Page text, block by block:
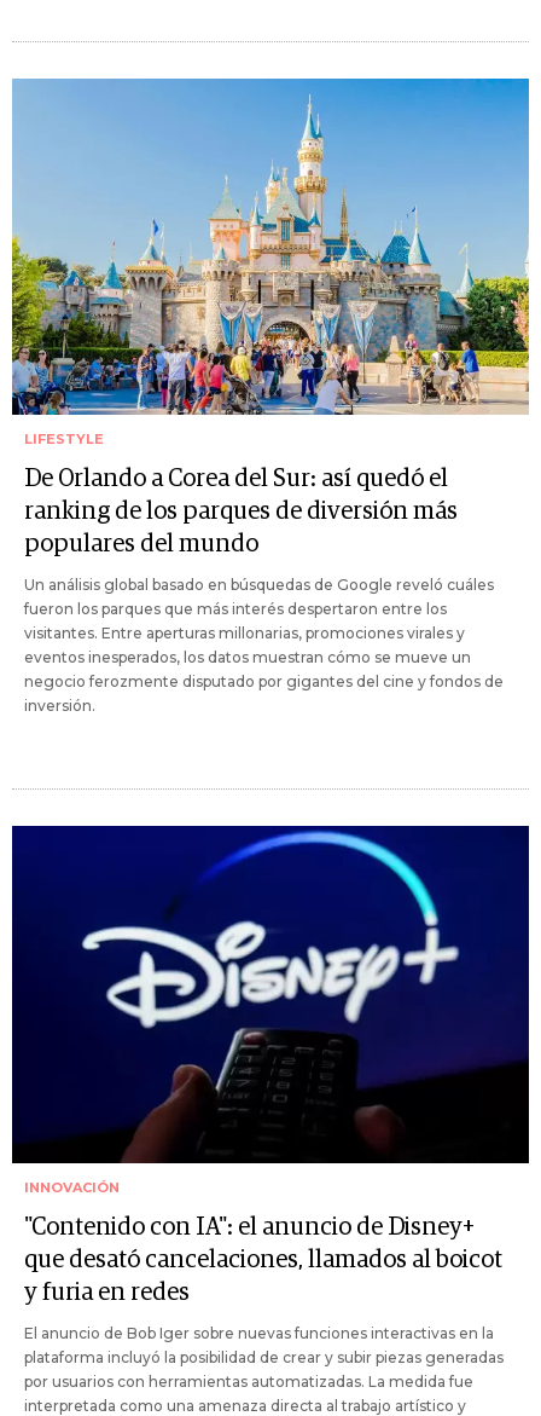
LIFESTYLE
De Orlando a Corea del Sur: así quedó el
ranking de los parques de diversión más
populares del mundo
Un análisis global basado en búsquedas de Google reveló cuáles
fueron los parques que más interés despertaron entre los
visitantes. Entre aperturas millonarias, promociones virales y
eventos inesperados, los datos muestran cómo se mueve un
negocio ferozmente disputado por gigantes del cine y fondos de
inversión.
INNOVACIÓN
"Contenido con IA": el anuncio de Disney+
que desató cancelaciones, llamados al boicot
y furia en redes
El anuncio de Bob Iger sobre nuevas funciones interactivas en la
plataforma incluyó la posibilidad de crear y subir piezas generadas
por usuarios con herramientas automatizadas. La medida fue
interpretada como una amenaza directa al trabajo artístico y